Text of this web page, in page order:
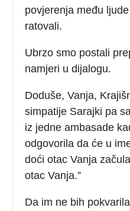
povjerenja među
ratovali.
Ubrzo smo postali
namjeri u dijalogu.
Doduše, Vanja,
simpatije Sarajki pa
iz jedne ambasade
odgovorila da će u
doći otac Vanja
otac Vanja.”
Da im ne bih